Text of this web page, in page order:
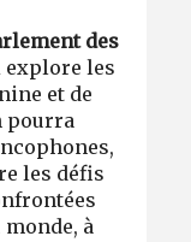
des
explore les
et de
pourra
les défis
à